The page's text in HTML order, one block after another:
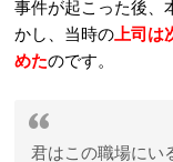
事件が起こった後、
かし、当時の 上司
めたのです。
君はこの職場にい